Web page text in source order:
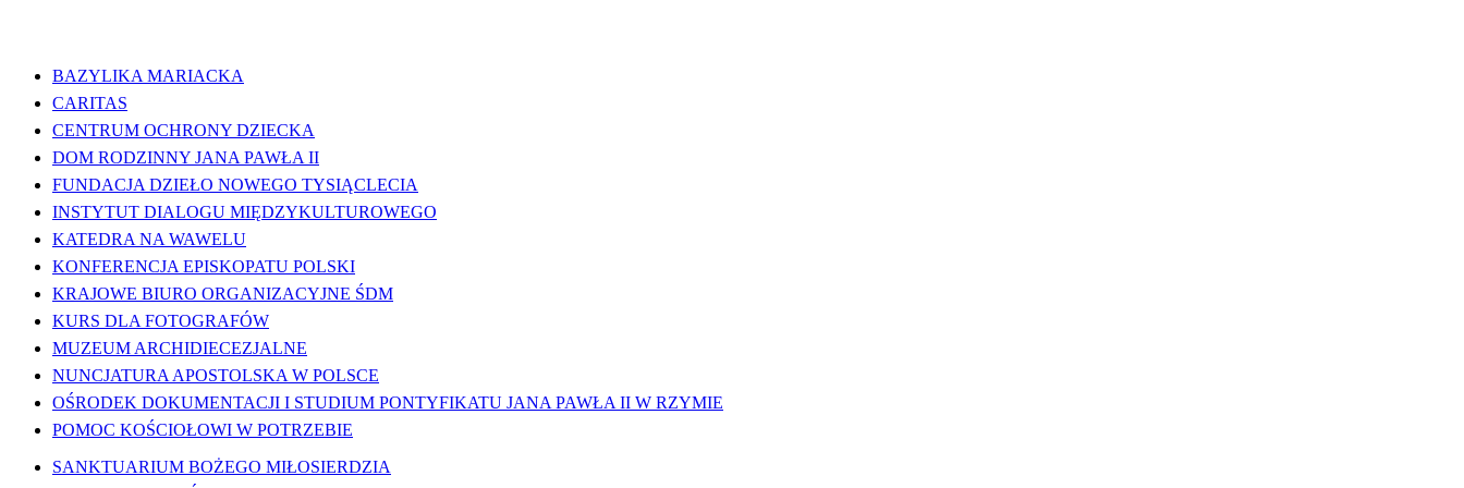
BAZYLIKA MARIACKA
CARITAS
CENTRUM OCHRONY DZIECKA
DOM RODZINNY JANA PAWŁA II
FUNDACJA DZIEŁO NOWEGO TYSIĄCLECIA
INSTYTUT DIALOGU MIĘDZYKULTUROWEGO
KATEDRA NA WAWELU
KONFERENCJA EPISKOPATU POLSKI
KRAJOWE BIURO ORGANIZACYJNE ŚDM
KURS DLA FOTOGRAFÓW
MUZEUM ARCHIDIECEZJALNE
NUNCJATURA APOSTOLSKA W POLSCE
OŚRODEK DOKUMENTACJI I STUDIUM PONTYFIKATU JANA PAWŁA II W RZYMIE
POMOC KOŚCIOŁOWI W POTRZEBIE
SANKTUARIUM BOŻEGO MIŁOSIERDZIA